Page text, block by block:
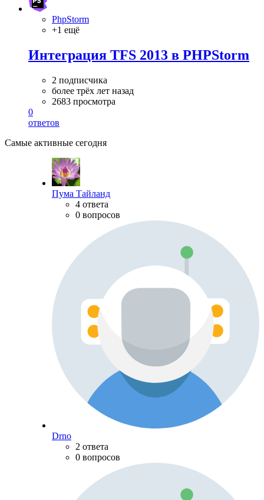
PhpStorm
+1 ещё
Интеграция TFS 2013 в PHPStorm
2 подписчика
более трёх лет назад
2683 просмотра
0
ответов
Самые активные сегодня
Пума Тайланд
4 ответа
0 вопросов
Drno
2 ответа
0 вопросов